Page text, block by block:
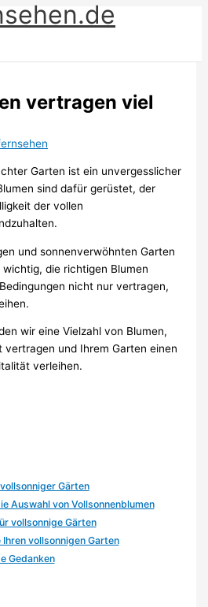
vertragen viel
Garten ist ein unvergesslicher
sind dafür gerüstet, der
der vollen
und sonnenverwöhnten Garten
die richtigen Blumen
nicht nur vertragen,
wir eine Vielzahl von Blumen,
vertragen und Ihrem Garten einen
verleihen.
Gärten
Auswahl von Vollsonnenblumen
vollsonnige Gärten
Ihren vollsonnigen Garten
Gedanken